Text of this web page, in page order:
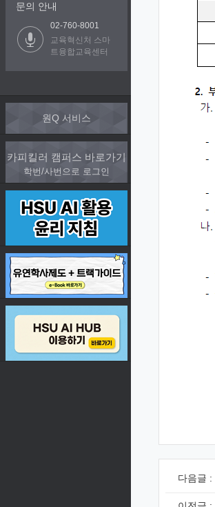
문의 안내
02-760-8001
교육혁신처 스마
트융합교육센터
원Q 서비스
카피킬러 캠퍼스 바로가기
학번/사번으로 로그인
다음글 :